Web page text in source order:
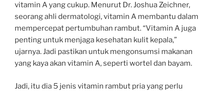
vitamin A yang cukup. Menurut Dr. Joshua Zeichner,
seorang ahli dermatologi, vitamin A membantu dalam
mempercepat pertumbuhan rambut. “Vitamin A juga
penting untuk menjaga kesehatan kulit kepala,”
ujarnya. Jadi pastikan untuk mengonsumsi makanan
yang kaya akan vitamin A, seperti wortel dan bayam.
Jadi, itu dia 5 jenis vitamin rambut pria yang perlu